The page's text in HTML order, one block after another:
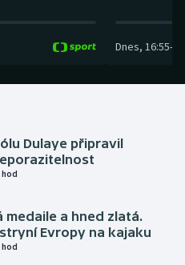
Dnes, 16:55-
Dulaye připravil
medaile a hned zlatá.
Evropy na kajaku